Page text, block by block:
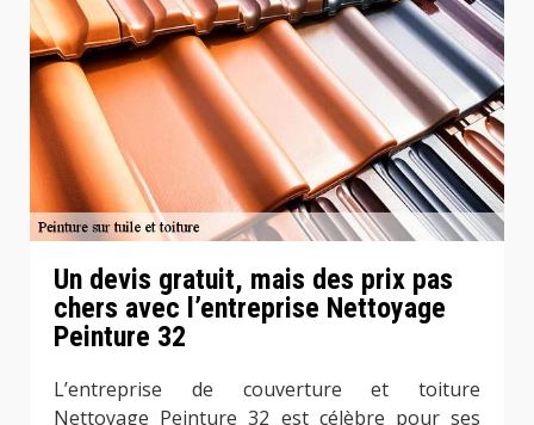
Un devis gratuit, mais des prix pas
chers avec l’entreprise Nettoyage
Peinture 32
L’entreprise de couverture et toiture
Nettoyage Peinture 32 est célèbre pour ses